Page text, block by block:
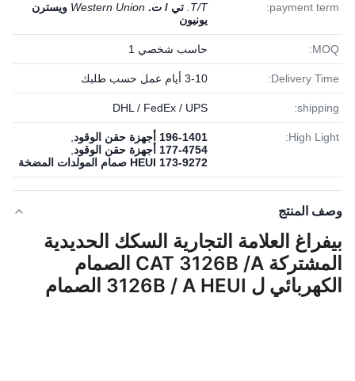
payment term:
T/T. تي / ت. Western Union ويسترن
يونيون
MOQ: حاسب شخصي 1
Delivery Time: 3-10 أيام عمل حسب طلبك
shipping:
DHL / FedEx / UPS
High Light: 196-1401 أجهزة حقن الوقود
177-4754 أجهزة حقن الوقود
173-9272 HEUI صمام المولدات المضخة
وصف المنتج
بيفراغ العلامة التجارية السكك الحديدية
المشتركة CAT 3126B /A الصمام
الكهربائي ل 3126B / A HEUI الصمام